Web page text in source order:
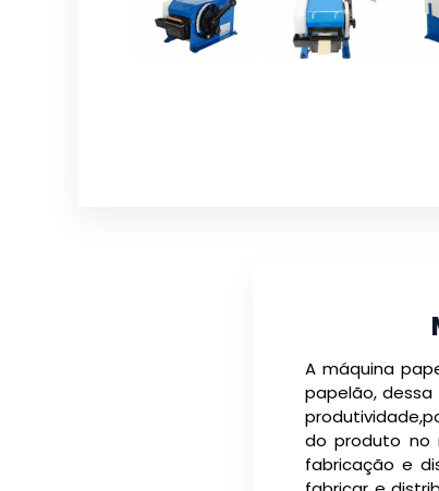
A máquina
papelão,
do produto no
fabricação e